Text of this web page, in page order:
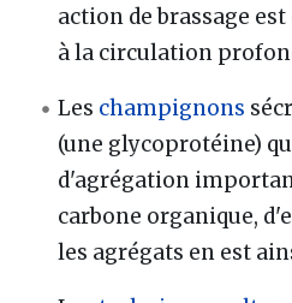
action de brassage
à la circulation
Les champignons
(une glycoprotéine)
d'agrégation
carbone organique,
les agrégats en est